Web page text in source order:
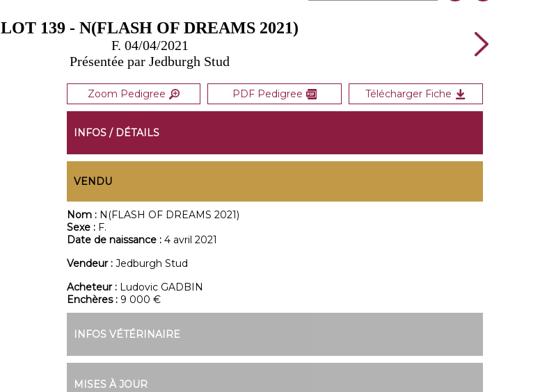
LOT 139 - N(FLASH OF DREAMS 2021)
F. 04/04/2021
Présentée par Jedburgh Stud
Zoom Pedigree PDF Pedigree Télécharger Fiche
INFOS / DÉTAILS
VENDU
Nom : N(FLASH OF DREAMS 2021)
Sexe : F.
Date de naissance : 4 avril 2021
Vendeur : Jedburgh Stud
Acheteur : Ludovic GADBIN
Enchères : 9 000 €
INFOS VÉTÉRINAIRE
MISES À JOUR